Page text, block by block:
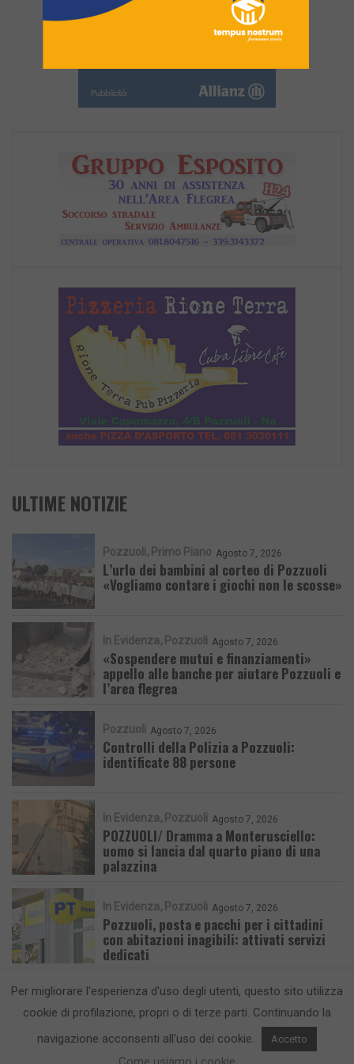
ULTIME NOTIZIE
Pozzuoli Primo Piano Agosto 7, 2026
L’urlo dei bambini al corteo di Pozzuoli
«Vogliamo contare i giochi non le scosse»
In Evidenza Pozzuoli Agosto 7, 2026
«Sospendere mutui e finanziamenti»
appello alle banche per aiutare Pozzuoli e
l’area flegrea
Pozzuoli Agosto 7, 2026
Controlli della Polizia a Pozzuoli:
identificate 88 persone
In Evidenza Pozzuoli Agosto 7, 2026
POZZUOLI/ Dramma a Monterusciello:
uomo si lancia dal quarto piano di una
palazzina
In Evidenza Pozzuoli Agosto 7, 2026
Pozzuoli, posta e pacchi per i cittadini
con abitazioni inagibili: attivati servizi
dedicati
CronacaFlegrea testata giornalistica - aut. Tribunale di Napoli n. 34 del
23/05/2012.Info e Contatti
Per migliorare l'esperienza d'uso degli utenti, questo sito utilizza
cookie di profilazione, propri o di terze parti. Continuando la
navigazione acconsenti all'uso dei cookie.
Accetto